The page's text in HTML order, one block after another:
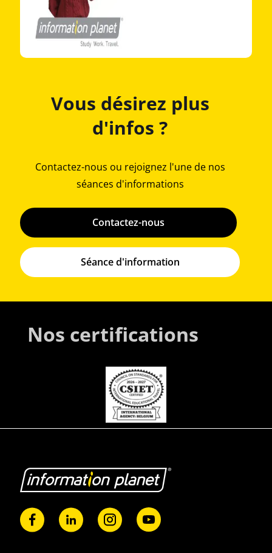
Vous désirez plus
d'infos ?
Contactez-nous ou rejoignez l'une de nos
séances d'informations
Contactez-nous
Séance d'information
Nos certifications